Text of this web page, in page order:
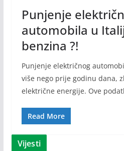
Punjenje
automobila u
benzina ?!
Punjenje električnog
više nego prije godinu dana,
električne energije. Ove
Read More
Vijesti